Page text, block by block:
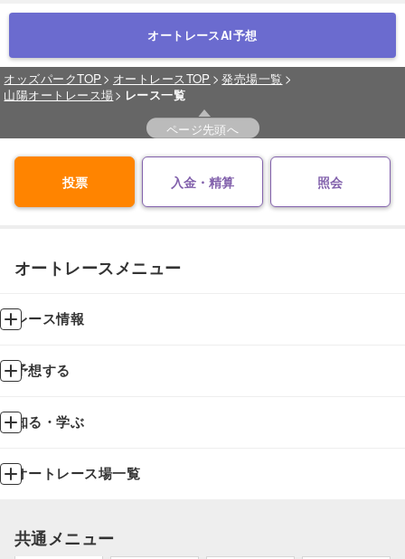
オートレースAI予想
オッズパークTOP オートレースTOP
発売場一覧
山陽オートレース場
レース一覧
ページ先頭へ
投票 入金・精算 照会
オートレースメニュー
レース情報
予想する
知る・学ぶ
オートレース場一覧
共通メニュー